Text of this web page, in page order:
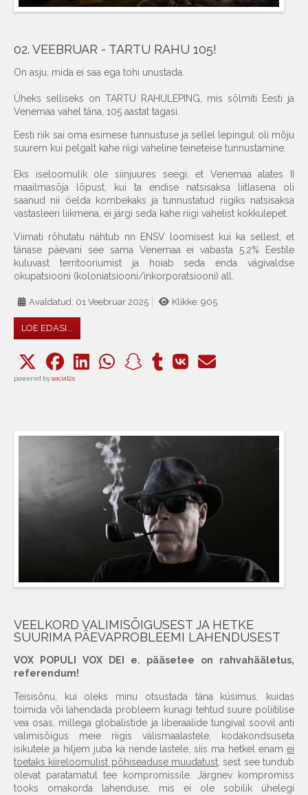
02. VEEBRUAR - TARTU RAHU 105!
On asju, mida ei saa ega tohi unustada.
Üheks selliseks on TARTU RAHULEPING, mis sõlmiti Eesti ja
Venemaa vahel täna, 105 aastat tagasi.
Eesti riik sai oma esimese tunnustuse ja sellel lepingul oli mõju
suurem kui pelgalt kahe riigi vaheline teineteise tunnustamine.
Eks iseloomulik ole siinjuures seegi, et Venemaa alates II
maailmasõja lõpust, kui ta endise natsisaksa liitlasena oli
saanud nii öelda kombekaks ja tunnustatud riigiks natsisaksa
vastasleeri liikmena, ei järgi seda kahe riigi vahelist kokkulepet.
Viimati rõhutatu nähtub nn ENSV loomisest kui ka sellest, et
tänase päevani see sama Venemaa ei vabasta 5.2% Eestile
kuluvast territooriumist ja hoiab seda enda vägivaldse
okupatsiooni (koloniatsiooni/inkorporatsiooni) all.
Avaldatud: 01 Veebruar 2025 Klikke: 905
LOE EDASI...
powered by social2s
VEELKORD VALIMISÕIGUSEST JA HETKE
SUURIMA PÄEVAPROBLEEMI LAHENDUSEST
VOX POPULI VOX DEI e. pääsetee on rahvahääletus,
referendum!
Teisisõnu, kui oleks minu otsustada täna küsimus, kuidas
toimida või lahendada probleem kunagi tehtud suure poliitilise
vea osas, millega globalistide ja liberaalide tungival soovil anti
valimisõigus meie riigis välismaalastele, kodakondsuseta
isikutele ja hiljem juba ka nende lastele, siis ma hetkel enam ei
toetaks kiireloomulist põhiseaduse muudatust , sest see tundub
olevat paratamatul tee kompromissile. Järgnev kompromiss
tooks omakorda lahenduse, mis ei ole sobilik ühelegi